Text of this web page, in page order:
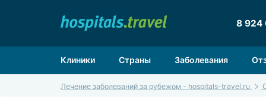
8 924
Клиники Страны Заболевания
Лечение заболеваний за рубежом - hospitals-travel.ru